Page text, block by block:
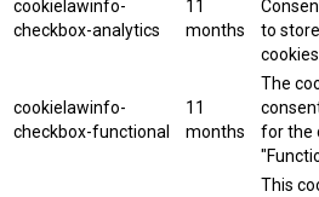
cookielawinfo-
checkbox-analytics
11
months
to
cookielawinfo-
checkbox-functional
11
months
The
for the
This